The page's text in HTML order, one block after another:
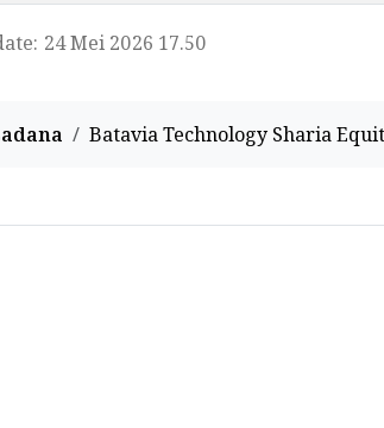
24 Mei 2026 17.50
Batavia Technology Sharia